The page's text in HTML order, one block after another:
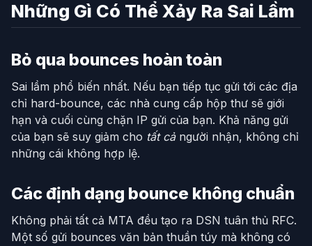
Những Gì Có Thể Xảy Ra Sai Lầm
Bỏ qua bounces hoàn toàn
Sai lầm phổ biến nhất. Nếu bạn tiếp tục gửi tới các địa
chỉ hard-bounce, các nhà cung cấp hộp thư sẽ giới
hạn và cuối cùng chặn IP gửi của bạn. Khả năng gửi
của bạn sẽ suy giảm cho tất cảngười nhận, không chỉ
những cái không hợp lệ.
Các định dạng bounce không chuẩn
Không phải tất cả MTA đều tạo ra DSN tuân thủ RFC.
Một số gửi bounces văn bản thuần túy mà không có